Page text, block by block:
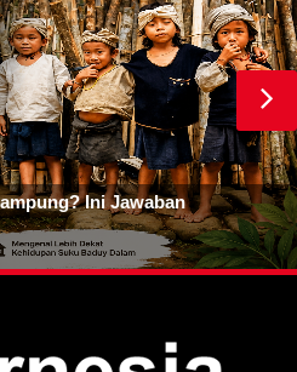
Ini Jawaban